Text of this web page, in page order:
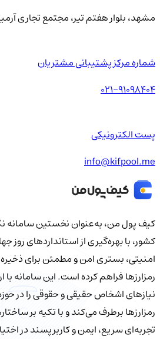
مشهد، بلوار هفتم تیر، مجتمع تجاری
شماره مرکز پشتیبانی مشتریان
021-91098404
پست الکترونیکی
info@kifpool.me
کیف‌ پول من، به‌عنوان نخستین سامانه
کشور، با بهره‌گیری از استانداردهای روز
امنیتی، بستری امن و مطمئن برای
رمزارزها فراهم کرده است. این سامانه با
نیازهای اشخاص حقیقی و حقوقی را در
رمزارزها برطرف می‌کند و با تکیه بر
تجربه‌ای سریع، ایمن و کاربرپسند در